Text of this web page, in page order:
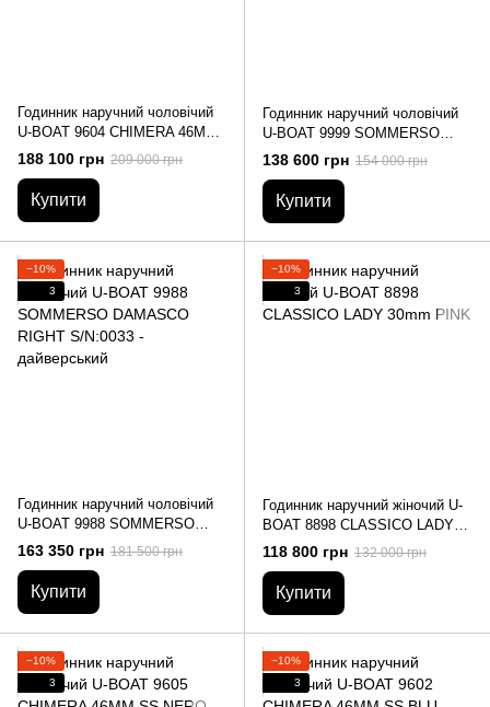
Годинник наручний чоловічий
U-BOAT 9604 CHIMERA 46MM
SS VERDE S/N:028
188 100 грн 209 000 грн
Купити
Годинник наручний чоловічий
U-BOAT 9999 SOMMERSO
DAMASCO S/N:0033 –
дайверський
138 600 грн 154 000 грн
Купити
−10%
3
Годинник наручний чоловічий
U-BOAT 9988 SOMMERSO
DAMASCO RIGHT S/N:0033 -
дайверський
163 350 грн 181 500 грн
Купити
−10%
3
Годинник наручний жіночий U-
BOAT 8898 CLASSICO LADY
30mm PINK
118 800 грн 132 000 грн
Купити
−10%
3
−10%
3